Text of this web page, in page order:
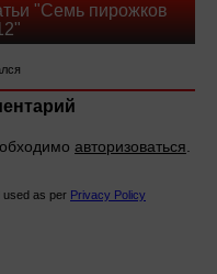
"Семь пирожков
авторизоваться.
used as per Privacy Policy